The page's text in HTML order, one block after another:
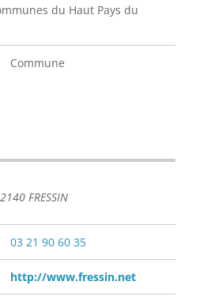
du Haut Pays du
Commune
FRESSIN
03 21 90 60 35
http://www.fressin.net